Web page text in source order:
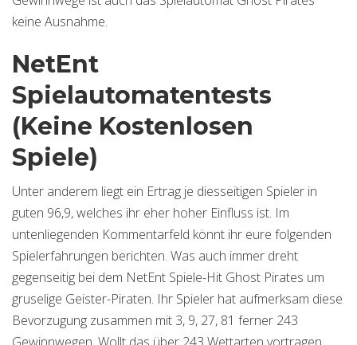
keine Ausnahme.
NetEnt
Spielautomatentests
(Keine Kostenlosen
Spiele)
Unter anderem liegt ein Ertrag je diesseitigen Spieler in
guten 96,9, welches ihr eher hoher Einfluss ist. Im
untenliegenden Kommentarfeld könnt ihr eure folgenden
Spielerfahrungen berichten. Was auch immer dreht
gegenseitig bei dem NetEnt Spiele-Hit Ghost Pirates um
gruselige Geister-Piraten. Ihr Spieler hat aufmerksam diese
Bevorzugung zusammen mit 3, 9, 27, 81 ferner 243